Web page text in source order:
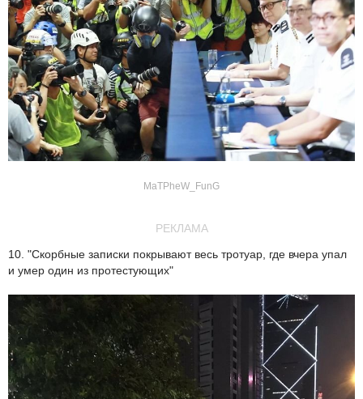
MaTPheW_FunG
РЕКЛАМА
10. "Скорбные записки покрывают весь тротуар, где вчера упал
и умер один из протестующих"